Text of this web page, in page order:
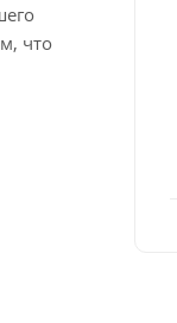
что